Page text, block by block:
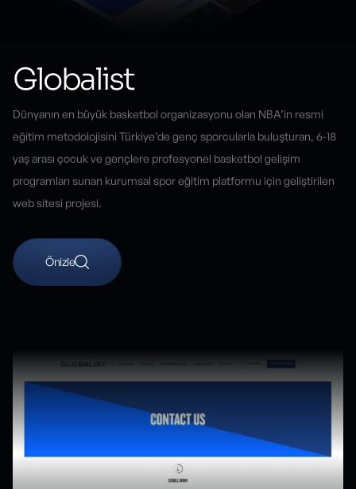
Globalist
Dünyanın en büyük basketbol organizasyonu olan NBA’in resmi
eğitim metodolojisini Türkiye’de genç sporcularla buluşturan, 6-18
yaş arası çocuk ve gençlere profesyonel basketbol gelişim
programları sunan kurumsal spor eğitim platformu için geliştirilen
web sitesi projesi.
Önizle